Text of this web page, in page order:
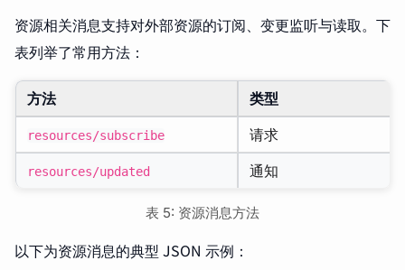
资源相关消息支持对外部资源的订阅、变更监听与读取。下
表列举了常用方法：
方法 类型
resources/subscribe 请求
resources/updated 通知
表 5: 资源消息方法
以下为资源消息的典型 JSON 示例：